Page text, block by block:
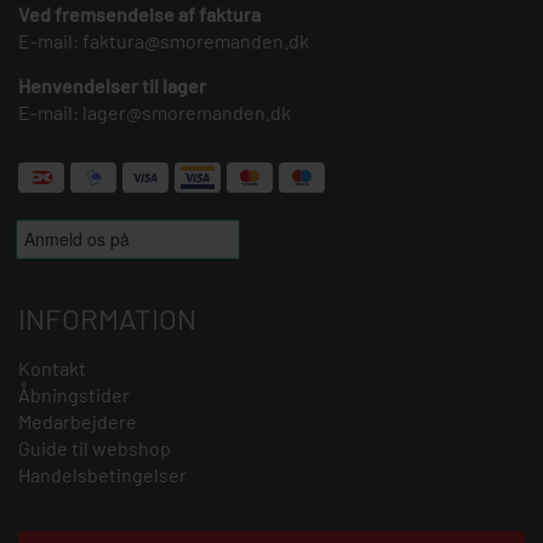
Ved fremsendelse af faktura
E-mail: faktura@smoremanden.dk
Henvendelser til lager
E-mail: lager@smoremanden.dk
INFORMATION
Kontakt
Åbningstider
Medarbejdere
Guide til webshop
Handelsbetingelser